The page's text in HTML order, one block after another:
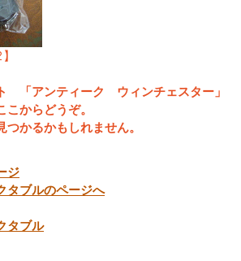
「アンティーク ウィンチェスター」
からどうぞ。
かるかもしれません。
ジ
タブルのページへ
タブル